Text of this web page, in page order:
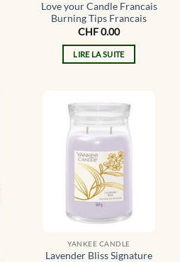
Love your Candle Francais
Burning Tips Francais
CHF0.00
LIRE LA SUITE
YANKEE CANDLE
Lavender Bliss Signature